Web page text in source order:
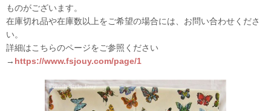
ものがございます。
在庫切れ品や在庫数以上をご希望の場合には、お問い合わせくださ
い。
詳細はこちらのページをご参照ください
→ https://www.fsjouy.com/page/1